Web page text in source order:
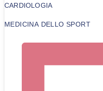
CARDIOLOGIA
MEDICINA DELLO SPORT